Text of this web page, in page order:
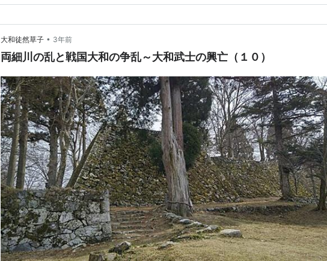
と畿内の情勢は安定化するかに見えましたが、15…
大和徒然草子 • 3年前
両細川の乱と戦国大和の争乱～大和武士の興亡（１０）